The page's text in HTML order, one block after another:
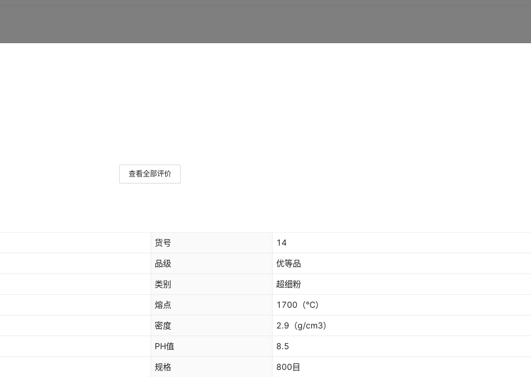
查看全部评价
货号 14
品级 优等品
类别 超细粉
熔点 1700 （℃）
密度 2.9 （g/cm3）
PH值 8.5
规格 800目